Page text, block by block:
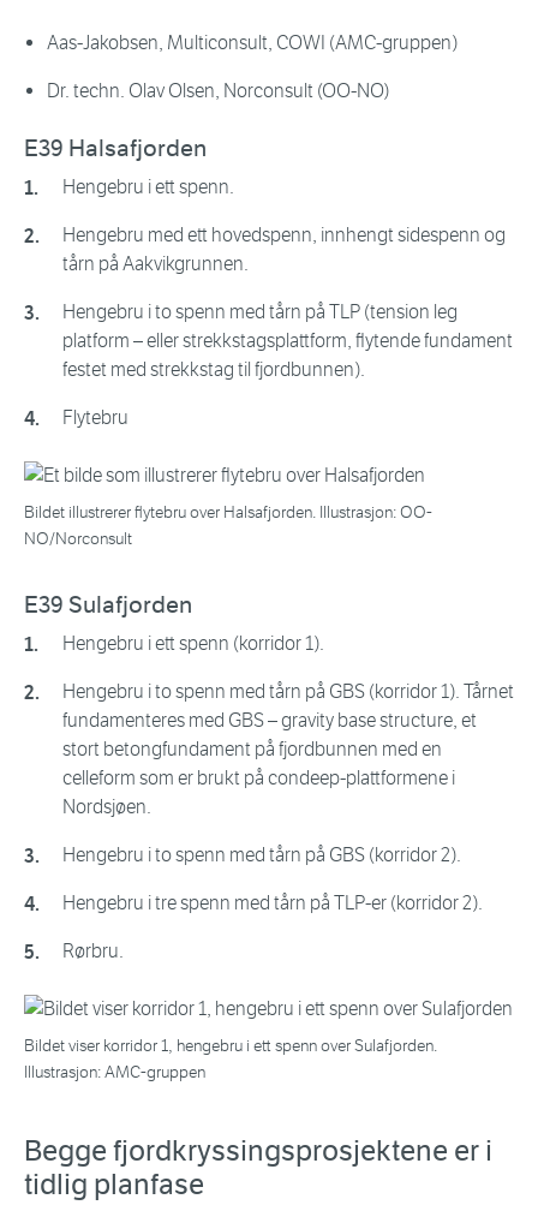
Aas-Jakobsen, Multiconsult, COWI (AMC-gruppen)
Dr. techn. Olav Olsen, Norconsult (OO-NO)
E39 Halsafjorden
Hengebru i ett spenn.
Hengebru med ett hovedspenn, innhengt sidespenn og
tårn på Aakvikgrunnen.
Hengebru i to spenn med tårn på TLP (tension leg
platform – eller strekkstagsplattform, flytende fundament
festet med strekkstag til fjordbunnen).
Flytebru
Bildet illustrerer flytebru over Halsafjorden. Illustrasjon: OO-
NO/Norconsult
E39 Sulafjorden
Hengebru i ett spenn (korridor 1).
Hengebru i to spenn med tårn på GBS (korridor 1). Tårnet
fundamenteres med GBS – gravity base structure, et
stort betongfundament på fjordbunnen med en
celleform som er brukt på condeep-plattformene i
Nordsjøen.
Hengebru i to spenn med tårn på GBS (korridor 2).
Hengebru i tre spenn med tårn på TLP-er (korridor 2).
Rørbru.
Bildet viser korridor 1, hengebru i ett spenn over Sulafjorden.
Illustrasjon: AMC-gruppen
Begge fjordkryssingsprosjektene er i
tidlig planfase